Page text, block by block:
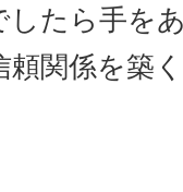
したら手を
関係を築